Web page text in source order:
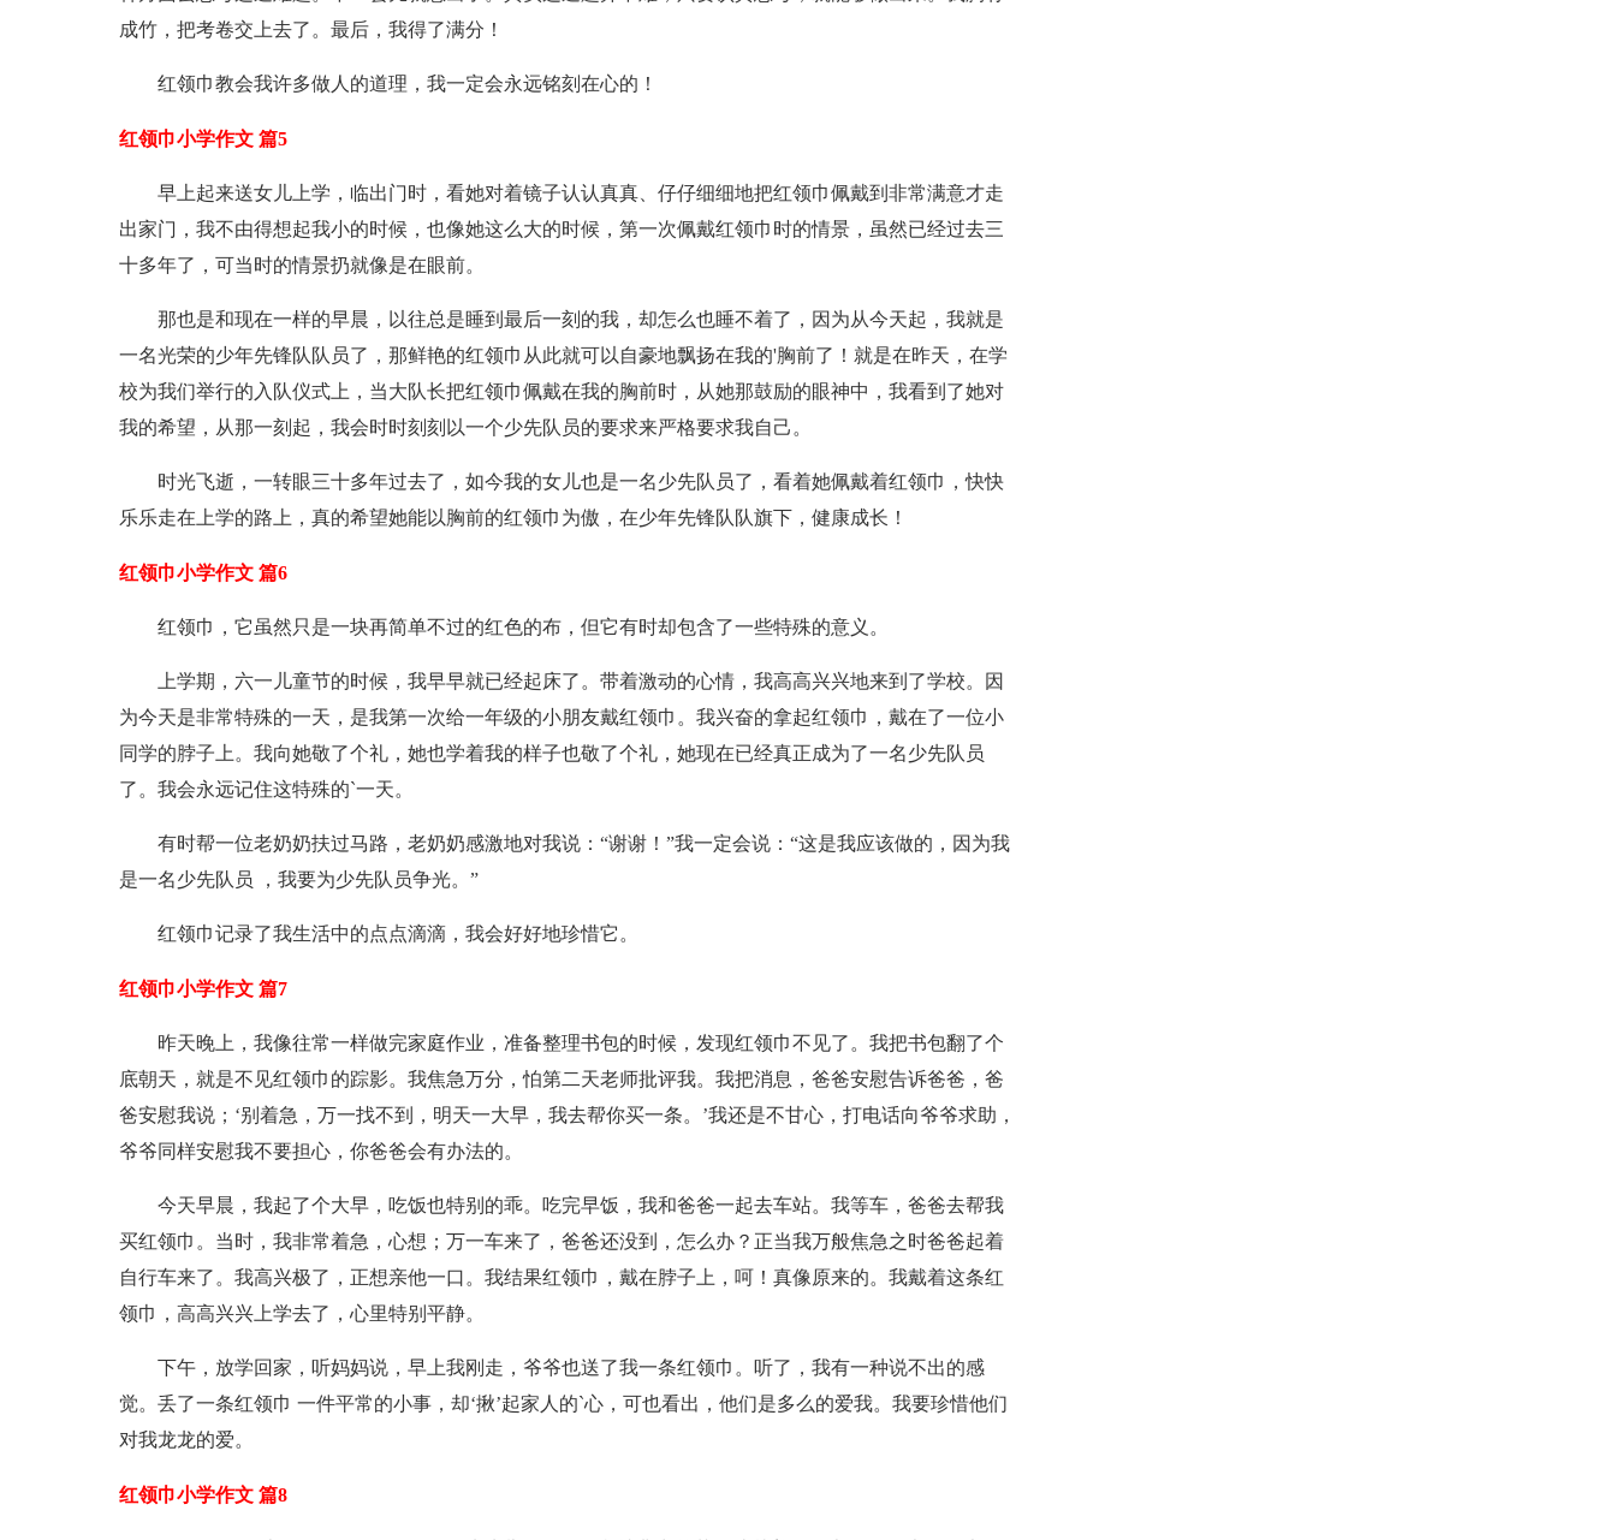
成竹，把考卷交上去了。最后，我得了满分！
红领巾教会我许多做人的道理，我一定会永远铭刻在心的！
红领巾小学作文 篇5
早上起来送女儿上学，临出门时，看她对着镜子认认真真、仔仔细细地把红领巾佩戴到非常满意才走
出家门，我不由得想起我小的时候，也像她这么大的时候，第一次佩戴红领巾时的情景，虽然已经过去三
十多年了，可当时的情景扔就像是在眼前。
那也是和现在一样的早晨，以往总是睡到最后一刻的我，却怎么也睡不着了，因为从今天起，我就是
一名光荣的少年先锋队队员了，那鲜艳的红领巾从此就可以自豪地飘扬在我的'胸前了！就是在昨天，在学
校为我们举行的入队仪式上，当大队长把红领巾佩戴在我的胸前时，从她那鼓励的眼神中，我看到了她对
我的希望，从那一刻起，我会时时刻刻以一个少先队员的要求来严格要求我自己。
时光飞逝，一转眼三十多年过去了，如今我的女儿也是一名少先队员了，看着她佩戴着红领巾，快快
乐乐走在上学的路上，真的希望她能以胸前的红领巾为傲，在少年先锋队队旗下，健康成长！
红领巾小学作文 篇6
红领巾，它虽然只是一块再简单不过的红色的布，但它有时却包含了一些特殊的意义。
上学期，六一儿童节的时候，我早早就已经起床了。带着激动的心情，我高高兴兴地来到了学校。因
为今天是非常特殊的一天，是我第一次给一年级的小朋友戴红领巾。我兴奋的拿起红领巾，戴在了一位小
同学的脖子上。我向她敬了个礼，她也学着我的样子也敬了个礼，她现在已经真正成为了一名少先队员
了。我会永远记住这特殊的`一天。
有时帮一位老奶奶扶过马路，老奶奶感激地对我说：“谢谢！”我一定会说：“这是我应该做的，因为我
是一名少先队员 ，我要为少先队员争光。”
红领巾记录了我生活中的点点滴滴，我会好好地珍惜它。
红领巾小学作文 篇7
昨天晚上，我像往常一样做完家庭作业，准备整理书包的时候，发现红领巾不见了。我把书包翻了个
底朝天，就是不见红领巾的踪影。我焦急万分，怕第二天老师批评我。我把消息，爸爸安慰告诉爸爸，爸
爸安慰我说；‘别着急，万一找不到，明天一大早，我去帮你买一条。’我还是不甘心，打电话向爷爷求助，
爷爷同样安慰我不要担心，你爸爸会有办法的。
今天早晨，我起了个大早，吃饭也特别的乖。吃完早饭，我和爸爸一起去车站。我等车，爸爸去帮我
买红领巾。当时，我非常着急，心想；万一车来了，爸爸还没到，怎么办？正当我万般焦急之时爸爸起着
自行车来了。我高兴极了，正想亲他一口。我结果红领巾，戴在脖子上，呵！真像原来的。我戴着这条红
领巾，高高兴兴上学去了，心里特别平静。
下午，放学回家，听妈妈说，早上我刚走，爷爷也送了我一条红领巾。听了，我有一种说不出的感
觉。丢了一条红领巾 一件平常的小事，却‘揪’起家人的`心，可也看出，他们是多么的爱我。我要珍惜他们
对我龙龙的爱。
红领巾小学作文 篇8